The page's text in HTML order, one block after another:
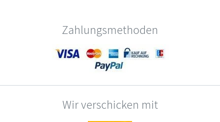
Zahlungsmethoden
Wir verschicken mit